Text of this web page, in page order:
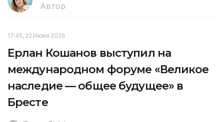
Автор
17:45, 22 Июня 2026
Ерлан Кошанов выступил на
международном форуме «Великое
наследие — общее будущее» в
Бресте